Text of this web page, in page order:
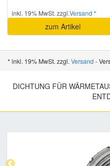
inkl. 19% MwSt. zzgl.Versand *
zum Artikel
* inkl. 19% MwSt. zzgl. Versand -
DICHTUNG FÜR